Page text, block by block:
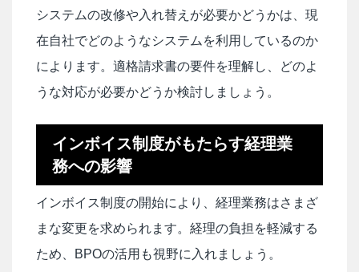
システムの改修や入れ替えが必要かどうかは、現
在自社でどのようなシステムを利用しているのか
によります。適格請求書の要件を理解し、どのよ
うな対応が必要かどうか検討しましょう。
インボイス制度がもたらす経理業
務への影響
インボイス制度の開始により、経理業務はさまざ
まな変更を求められます。経理の負担を軽減する
ため、BPOの活用も視野に入れましょう。